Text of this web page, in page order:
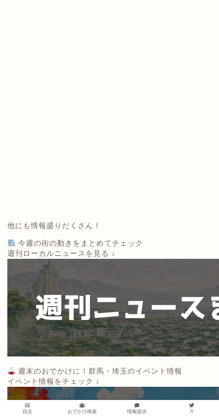
他にも情報盛りだくさん！
今週の街の動きをまとめてチェック
週刊ローカルニュースを見る ↓
週末のおでかけに！群馬・埼玉のイベント情報
イベント情報をチェック ↓
目次 おでかけ検索 情報提供 X